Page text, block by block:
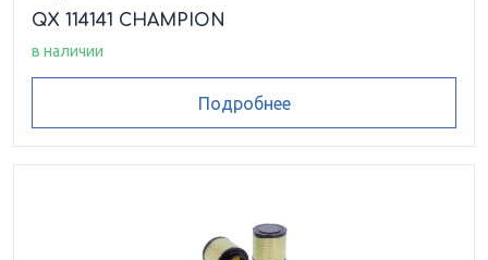
QX 114141 CHAMPION
в наличии
Подробнее